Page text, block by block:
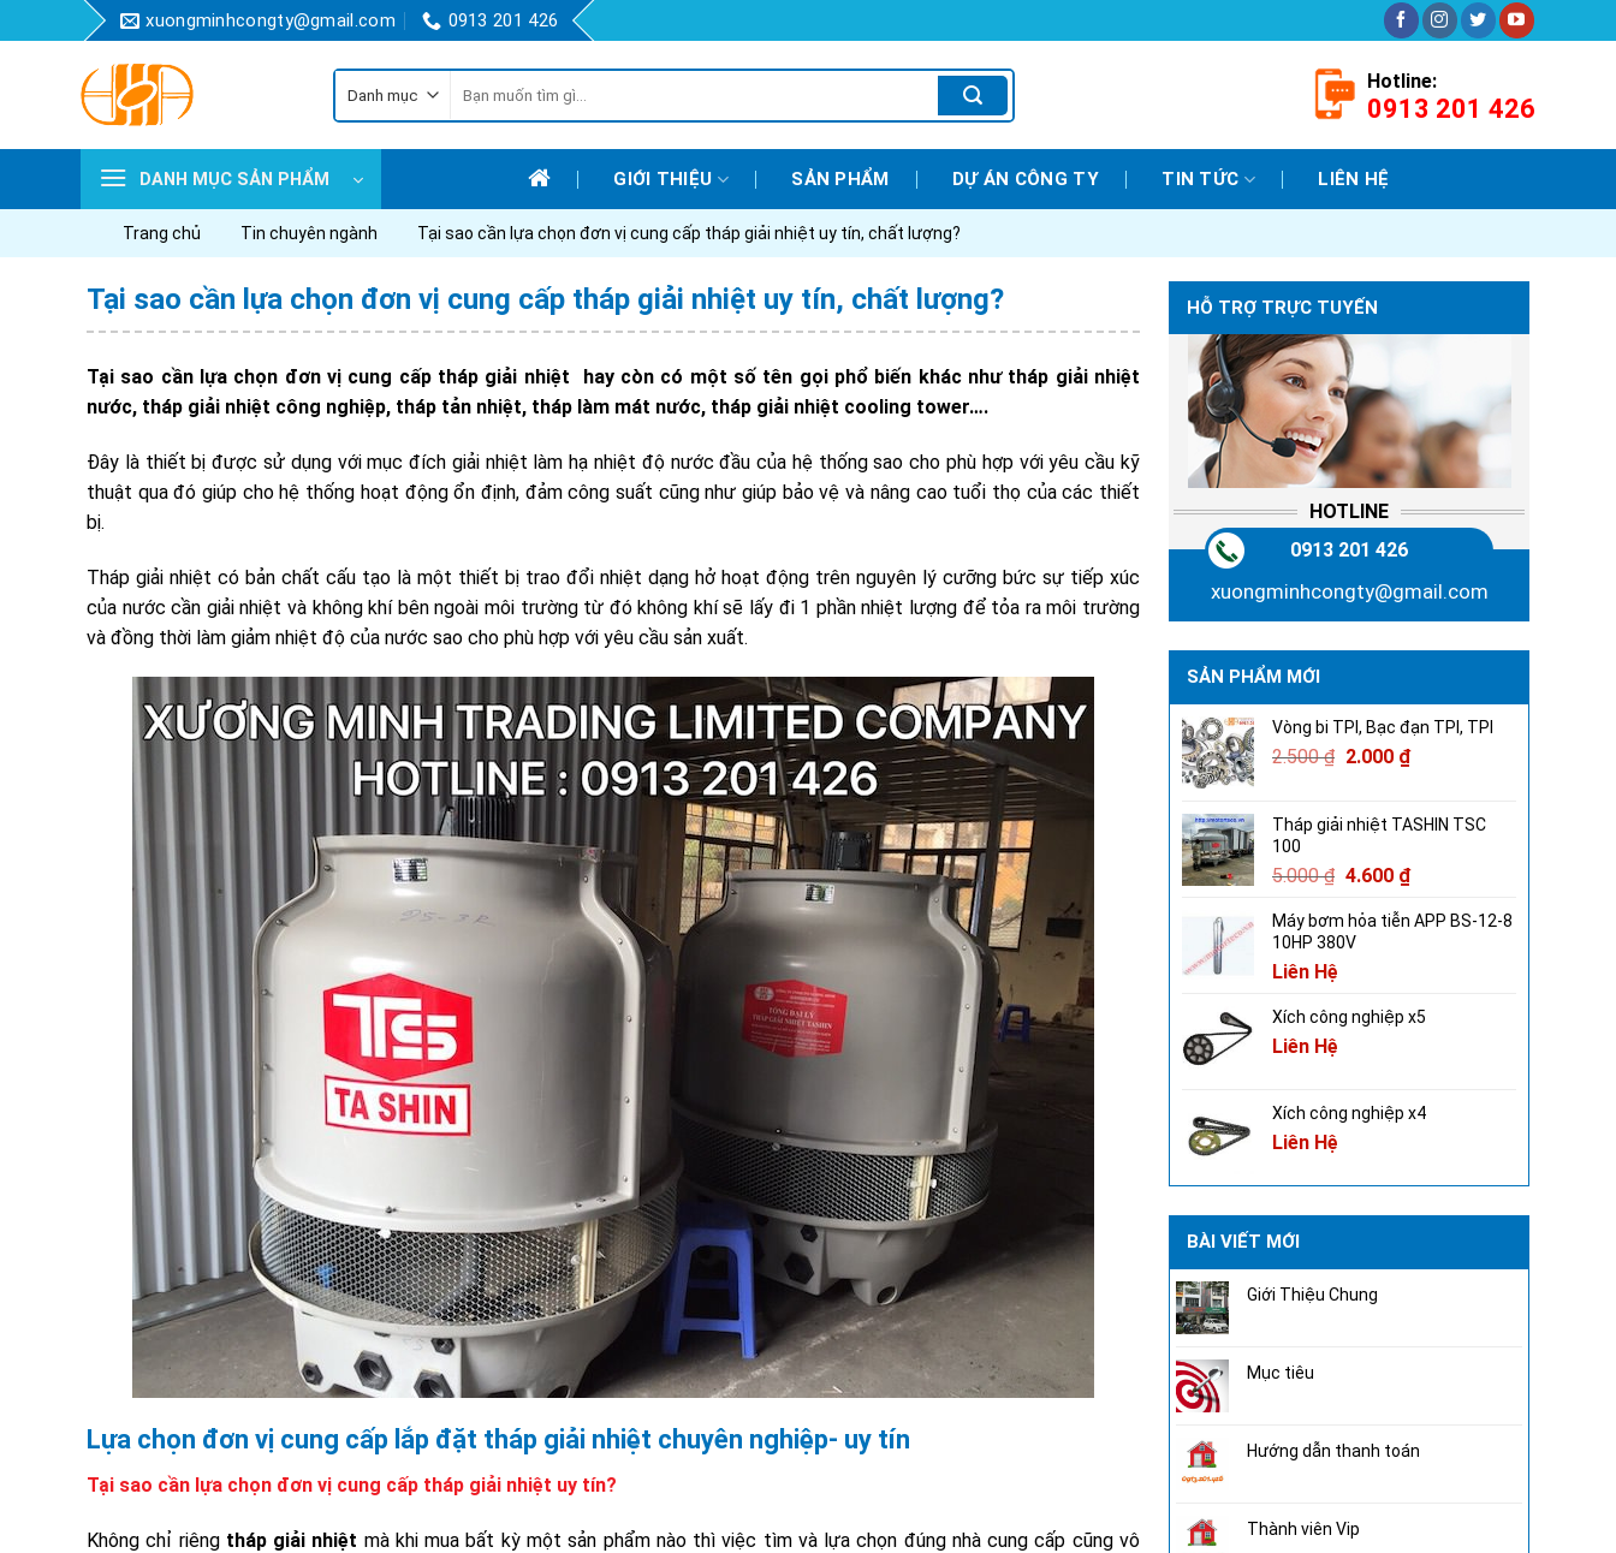
to
xuongminhcongty@gmail.com 0913 201 426
kiếm:
Hotline:
0913 201 426
DANH MỤC SẢN PHẨM GIỚI THIỆU SẢN PHẨM DỰ ÁN CÔNG TY TIN TỨC LIÊN HỆ
Trang chủ Tin chuyên ngành Tại sao cần lựa chọn đơn vị cung cấp tháp giải nhiệt uy tín, chất lượng?
Tại sao cần lựa chọn đơn vị cung cấp tháp giải nhiệt uy tín, chất lượng?
Tại sao cần lựa chọn đơn vị cung cấp tháp giải nhiệt
hay còn có một số tên gọi phổ biến khác như tháp giải nhiệt
nước, tháp giải nhiệt công nghiệp, tháp tản nhiệt, tháp làm mát nước, tháp giải nhiệt cooling tower….
Đây là thiết bị được sử dụng với mục đích giải nhiệt làm hạ nhiệt độ nước đầu của hệ thống sao cho phù hợp với yêu cầu kỹ
thuật qua đó giúp cho hệ thống hoạt động ổn định, đảm công suất cũng như giúp bảo vệ và nâng cao tuổi thọ của các thiết
bị.
Tháp giải nhiệt có bản chất cấu tạo là một thiết bị trao đổi nhiệt dạng hở hoạt động trên nguyên lý cưỡng bức sự tiếp xúc
của nước cần giải nhiệt và không khí bên ngoài môi trường từ đó không khí sẽ lấy đi 1 phần nhiệt lượng để tỏa ra môi trường
và đồng thời làm giảm nhiệt độ của nước sao cho phù hợp với yêu cầu sản xuất.
Lựa chọn đơn vị cung cấp lắp đặt tháp giải nhiệt chuyên nghiệp- uy tín
Tại sao cần lựa chọn đơn vị cung cấp tháp giải nhiệt uy tín?
Không chỉ riêng tháp giải nhiệt mà khi mua bất kỳ một sản phẩm nào thì việc tìm và lựa chọn đúng nhà cung cấp cũng vô
HỖ TRỢ TRỰC TUYẾN
HOTLINE
0913 201 426
xuongminhcongty@gmail.com
SẢN PHẨM MỚI
Vòng bi TPI, Bạc đạn TPI, TPI
2.500₫ 2.000 ₫
Tháp giải nhiệt TASHIN TSC
100
5.000₫ 4.600 ₫
Máy bơm hỏa tiễn APP BS-12-8
10HP 380V
Liên Hệ
Xích công nghiệp x5
Liên Hệ
Xích công nghiệp x4
Liên Hệ
BÀI VIẾT MỚI
Giới Thiệu Chung
Mục tiêu
Hướng dẫn thanh toán
Thành viên Vip